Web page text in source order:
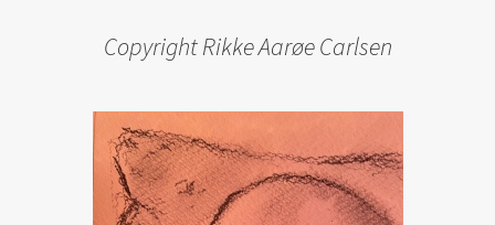
Copyright Rikke Aarøe Carlsen